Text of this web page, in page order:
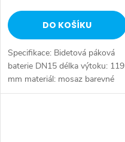
DO KOŠÍKU
Specifikace: Bidetová páková
baterie DN15 délka výtoku: 119
mm materiál: mosaz barevné
provedení: chrom